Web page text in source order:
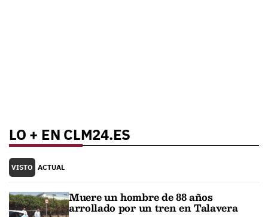
LO + EN CLM24.ES
VISTO ACTUAL
Muere un hombre de 88 años
arrollado por un tren en Talavera